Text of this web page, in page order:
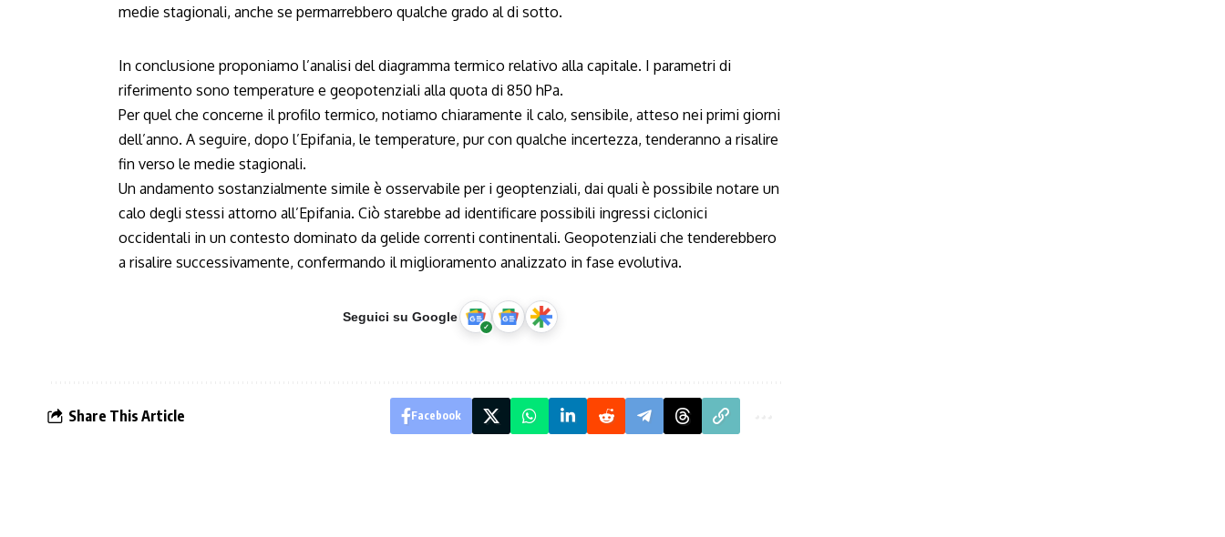
medie stagionali, anche se permarrebbero qualche grado al di sotto.
In conclusione proponiamo l’analisi del diagramma termico relativo alla capitale. I parametri di
riferimento sono temperature e geopotenziali alla quota di 850 hPa.
Per quel che concerne il profilo termico, notiamo chiaramente il calo, sensibile, atteso nei primi giorni
dell’anno. A seguire, dopo l’Epifania, le temperature, pur con qualche incertezza, tenderanno a risalire
fin verso le medie stagionali.
Un andamento sostanzialmente simile è osservabile per i geoptenziali, dai quali è possibile notare un
calo degli stessi attorno all’Epifania. Ciò starebbe ad identificare possibili ingressi ciclonici
occidentali in un contesto dominato da gelide correnti continentali. Geopotenziali che tenderebbero
a risalire successivamente, confermando il miglioramento analizzato in fase evolutiva.
Seguici su Google
Share This Article Facebook